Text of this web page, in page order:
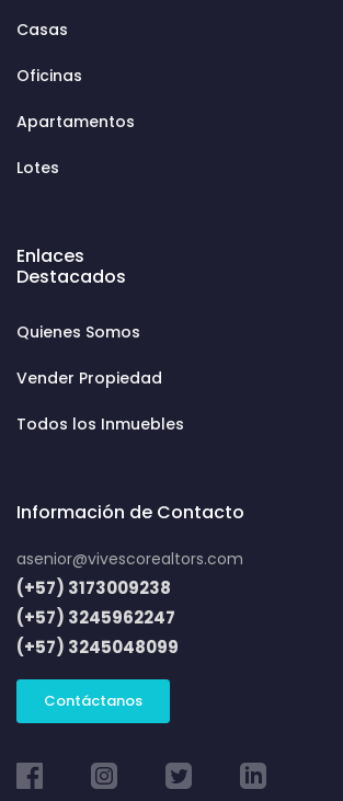
Casas
Oficinas
Apartamentos
Lotes
Enlaces
Destacados
Quienes Somos
Vender Propiedad
Todos los Inmuebles
Información de Contacto
asenior@vivescorealtors.com
(+57) 3173009238
(+57) 3245962247
(+57) 3245048099
Contáctanos